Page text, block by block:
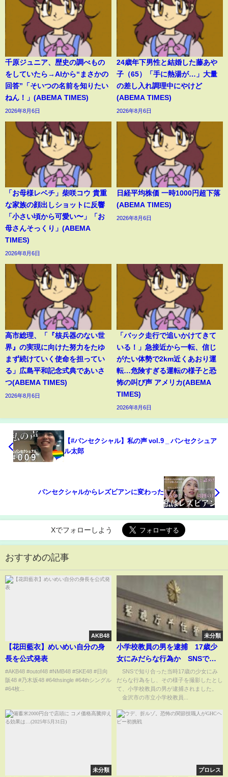
千原ジュニア、歴史の調べもの
をしていたら→AIから“まさかの
回答”「そいつの名前を知りたい
ねん！」(ABEMA TIMES)
2026年8月6日
24歳年下男性と結婚した藤あや
子（65）「手に熱湯が…」大量
の差し入れ調理中にやけど
(ABEMA TIMES)
2026年8月6日
「お母様レベチ」柴咲コウ 貴重
な家族の顔出しショットに反響
「小さい頃から可愛い〜」「お
母さんそっくり」(ABEMA
TIMES)
2026年8月6日
日経平均株価 一時1000円超下落
(ABEMA TIMES)
2026年8月6日
高市総理、「『核兵器のない世
界』の実現に向けた努力をたゆ
まず続けていく使命を担ってい
る」広島平和記念式典であいさ
つ(ABEMA TIMES)
2026年8月6日
「バック走行で追いかけてきて
いる！」急接近から一転、信じ
がたい体勢で2km近くあおり運
転…危険すぎる運転の様子と恐
怖の叫び声 アメリカ(ABEMA
TIMES)
2026年8月6日
【#パンセクシャル】私の声 vol.9 _ パンセクシュア
ル太郎
パンセクシャルからレズビアンに変わった
Xでフォローしよう
おすすめの記事
AKB48
【花田藍衣】めいめい自分の身
長を公式発表
#AKB48 #outof48 #NMB48 #SKE48 #日向
阪48 #乃木坂48 #64thsingle #64thシングル
#64枚...
未分類
小学校教員の男を逮捕 17歳少
女にみだらな行為か SNSで知
り合い…スマホに写真も(2026年
2月6日)
SNSで知り合った当時17歳の少女にみ
だらな行為をし、その様子を撮影したとし
て、小学校教員の男が逮捕されました。
金沢市の市立小学校教員...
未分類 プロレス